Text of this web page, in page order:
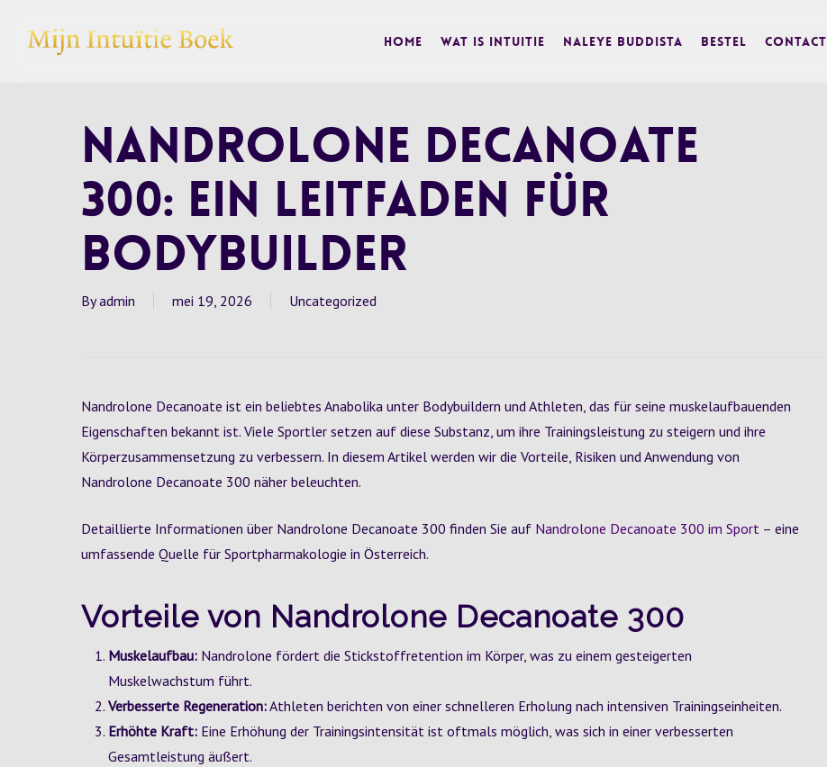
Home Wat is Intuitie Naleye Buddista BESTEL Contact
Nandrolone Decanoate
300: Ein Leitfaden für
Bodybuilder
By admin mei 19, 2026 Uncategorized
Nandrolone Decanoate ist ein beliebtes Anabolika unter Bodybuildern und Athleten, das für seine muskelaufbauenden
Eigenschaften bekannt ist. Viele Sportler setzen auf diese Substanz, um ihre Trainingsleistung zu steigern und ihre
Körperzusammensetzung zu verbessern. In diesem Artikel werden wir die Vorteile, Risiken und Anwendung von
Nandrolone Decanoate 300 näher beleuchten.
Detaillierte Informationen über Nandrolone Decanoate 300 finden Sie auf Nandrolone Decanoate 300 im Sport – eine
umfassende Quelle für Sportpharmakologie in Österreich.
Vorteile von Nandrolone Decanoate 300
Muskelaufbau: Nandrolone fördert die Stickstoffretention im Körper, was zu einem gesteigerten
Muskelwachstum führt.
Verbesserte Regeneration:Athleten berichten von einer schnelleren Erholung nach intensiven Trainingseinheiten.
Erhöhte Kraft: Eine Erhöhung der Trainingsintensität ist oftmals möglich, was sich in einer verbesserten
Gesamtleistung äußert.